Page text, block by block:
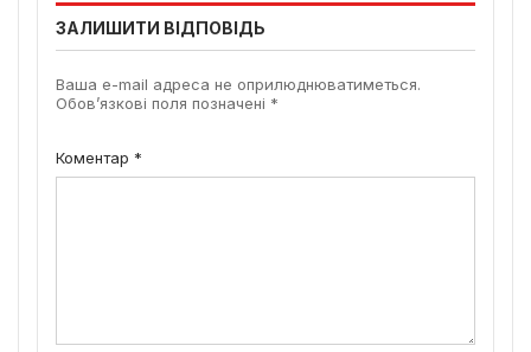
ЗАЛИШИТИ ВІДПОВІДЬ
Ваша e-mail адреса не оприлюднюватиметься.
Обов’язкові поля позначені *
Коментар *